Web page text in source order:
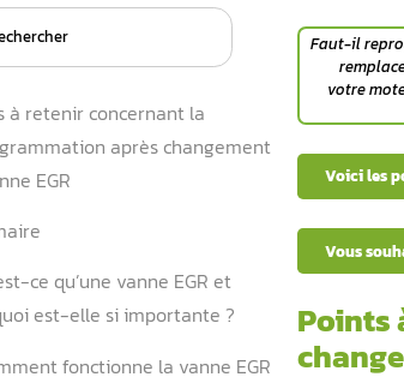
Points à retenir concernant la
reprogrammation après changement
du vanne EGR
Sommaire